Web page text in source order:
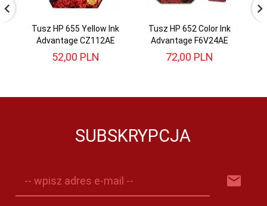
Tusz HP 655 Yellow Ink
Advantage CZ112AE
52,00 PLN
Tusz HP 652 Color Ink
Advantage F6V24AE
72,00 PLN
SUBSKRYPCJA
-- wpisz adres e-mail --